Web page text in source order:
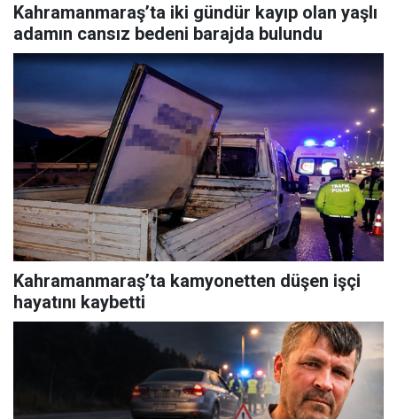
Kahramanmaraş’ta iki gündür kayıp olan yaşlı
adamın cansız bedeni barajda bulundu
Kahramanmaraş’ta kamyonetten düşen işçi
hayatını kaybetti